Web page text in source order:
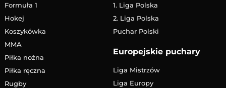
Formuła 1
Hokej
Koszykówka
MMA
Piłka nożna
Piłka ręczna
Rugby
1. Liga Polska
2. Liga Polska
Puchar Polski
Europejskie puchary
Liga Mistrzów
Liga Europy